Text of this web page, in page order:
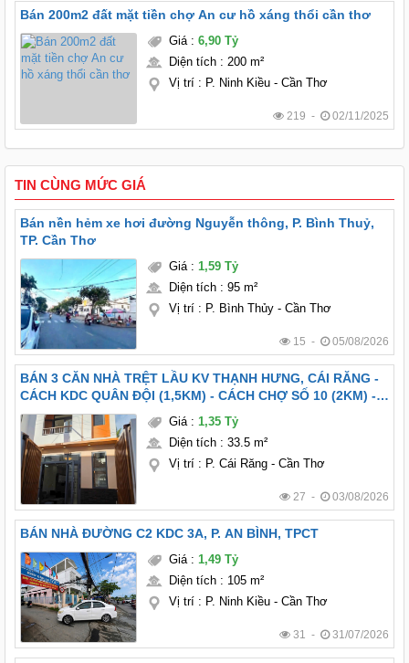
Bán 200m2 đất mặt tiền chợ An cư hồ xáng thổi cần thơ
Giá: 6,90 Tỷ
Diện tích: 200 m²
Vị trí: P. Ninh Kiều - Cần Thơ
219 - 02/11/2025
TIN CÙNG MỨC GIÁ
Bán nền hẻm xe hơi đường Nguyễn thông, P. Bình Thuỷ,
TP. Cần Thơ
Giá: 1,59 Tỷ
Diện tích: 95 m²
Vị trí: P. Bình Thủy - Cần Thơ
15 - 05/08/2026
BÁN 3 CĂN NHÀ TRỆT LẦU KV THẠNH HƯNG, CÁI RĂNG -
CÁCH KDC QUÂN ĐỘI (1,5KM) - CÁCH CHỢ SỐ 10 (2KM) -
FULL NỘI THẤT
Giá: 1,35 Tỷ
Diện tích: 33.5 m²
Vị trí: P. Cái Răng - Cần Thơ
27 - 03/08/2026
BÁN NHÀ ĐƯỜNG C2 KDC 3A, P. AN BÌNH, TPCT
Giá: 1,49 Tỷ
Diện tích: 105 m²
Vị trí: P. Ninh Kiều - Cần Thơ
31 - 31/07/2026